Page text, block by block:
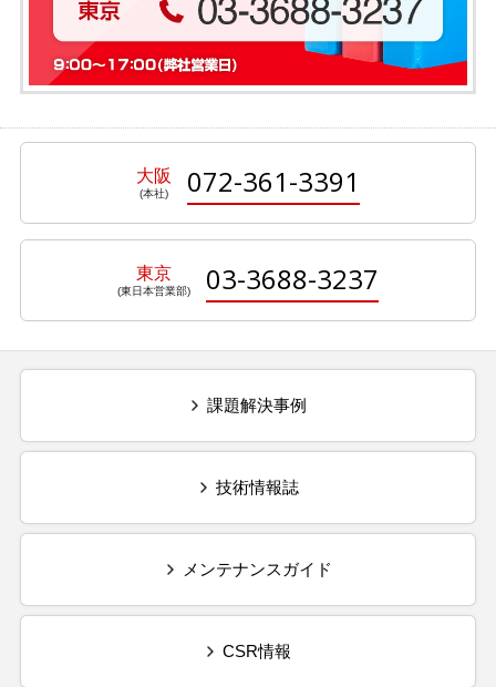
大阪 072-361-3391
東京 03-3688-3237
課題解決事例
技術情報誌
メンテナンスガイド
CSR情報